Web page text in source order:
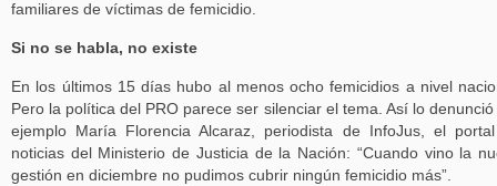
familiares de víctimas de femicidio.
Si no se habla, no existe
En los últimos 15 días hubo al menos ocho femicidios a nivel
Pero la política del PRO parece ser silenciar el tema. Así lo
ejemplo María Florencia Alcaraz, periodista de InfoJus, el
noticias del Ministerio de Justicia de la Nación: “Cuando vino la
gestión en diciembre no pudimos cubrir ningún femicidio más”.